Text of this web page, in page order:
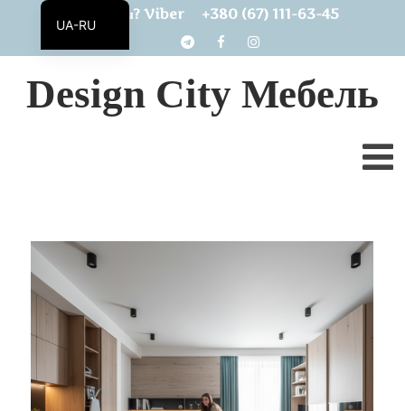
Есть вопросы? Viber +380 (67) 111-63-45
Design City Мебель
UA-RU
UA